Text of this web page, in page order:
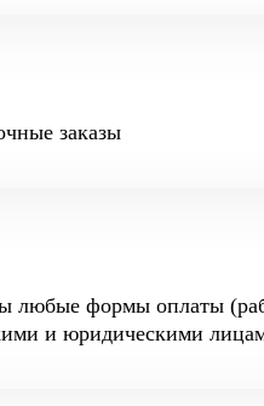
заказы
любые формы оплаты
и юридическими